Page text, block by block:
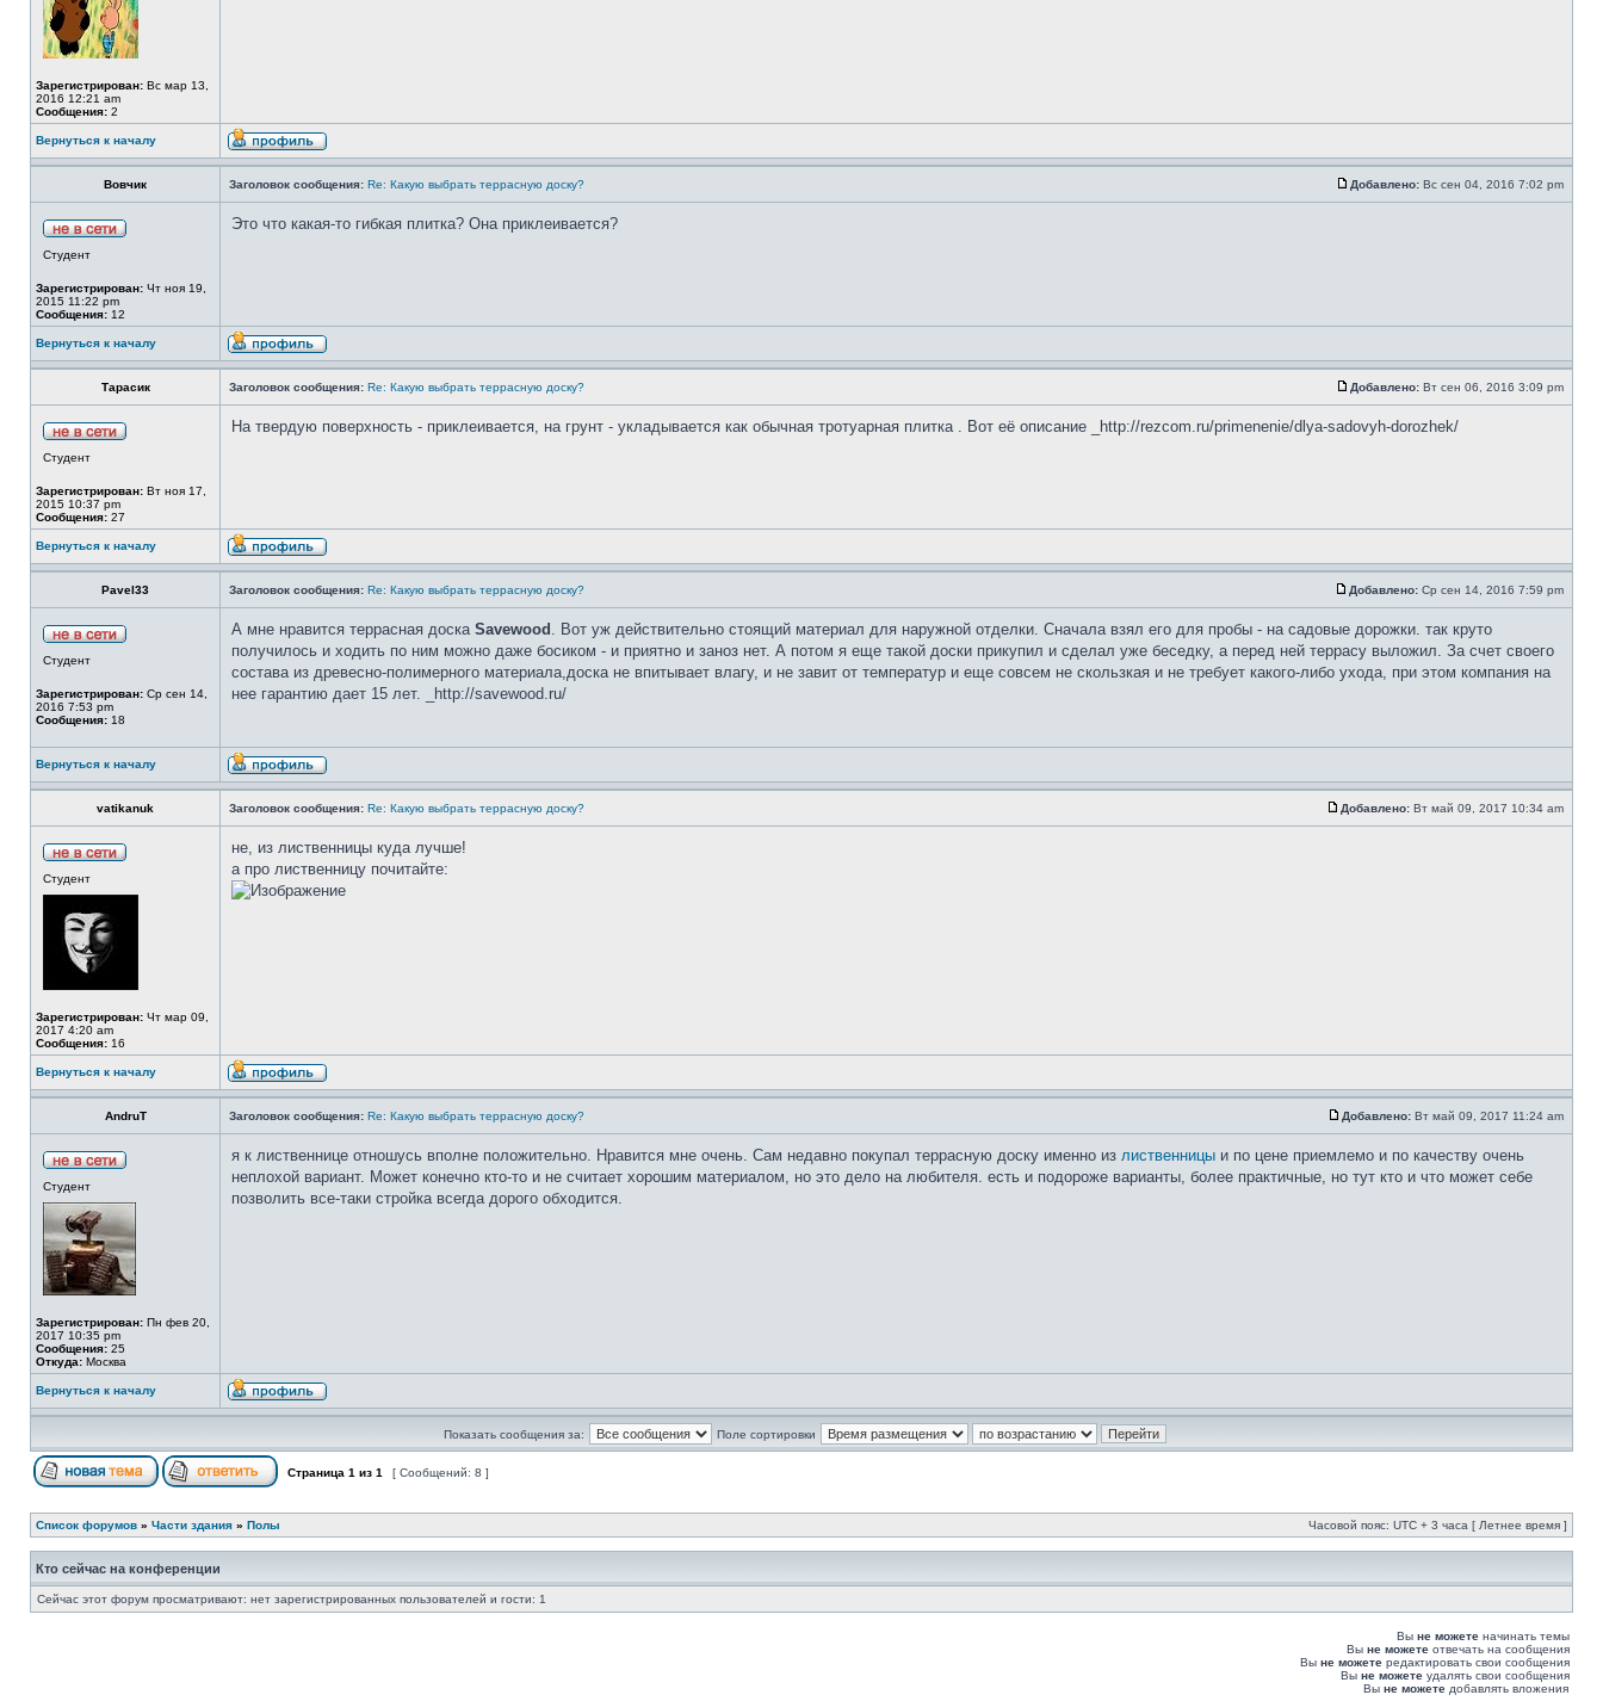
Зарегистрирован: Вс мар 13,
2016 12:21 am
Сообщения: 2
Вернуться к началу
Вовчик Заголовок сообщения: Re: Какую выбрать террасную доску? Добавлено: Вс сен 04, 2016 7:02 pm
Студент
Зарегистрирован: Чт ноя 19,
2015 11:22 pm
Сообщения: 12
Это что какая-то гибкая плитка? Она приклеивается?
Вернуться к началу
Тарасик Заголовок сообщения: Re: Какую выбрать террасную доску? Добавлено: Вт сен 06, 2016 3:09 pm
Студент
Зарегистрирован: Вт ноя 17,
2015 10:37 pm
Сообщения: 27
На твердую поверхность - приклеивается, на грунт - укладывается как обычная тротуарная плитка . Вот её описание _http://rezcom.ru/primenenie/dlya-sadovyh-dorozhek/
Вернуться к началу
Pavel33 Заголовок сообщения: Re: Какую выбрать террасную доску? Добавлено: Ср сен 14, 2016 7:59 pm
Студент
Зарегистрирован: Ср сен 14,
2016 7:53 pm
Сообщения: 18
А мне нравится террасная доска Savewood . Вот уж действительно стоящий материал для наружной отделки. Сначала взял его для пробы - на садовые дорожки. так круто
получилось и ходить по ним можно даже босиком - и приятно и заноз нет. А потом я еще такой доски прикупил и сделал уже беседку, а перед ней террасу выложил. За счет своего
состава из древесно-полимерного материала,доска не впитывает влагу, и не завит от температур и еще совсем не скользкая и не требует какого-либо ухода, при этом компания на
нее гарантию дает 15 лет. _http://savewood.ru/
Вернуться к началу
vatikanuk Заголовок сообщения: Re: Какую выбрать террасную доску? Добавлено: Вт май 09, 2017 10:34 am
Студент
Зарегистрирован: Чт мар 09,
2017 4:20 am
Сообщения: 16
не, из лиственницы куда лучше!
а про лиственницу почитайте:
Вернуться к началу
AndruT Заголовок сообщения: Re: Какую выбрать террасную доску? Добавлено: Вт май 09, 2017 11:24 am
Студент
Зарегистрирован: Пн фев 20,
2017 10:35 pm
Сообщения: 25
Откуда: Москва
я к лиственнице отношусь вполне положительно. Нравится мне очень. Сам недавно покупал террасную доску именно из лиственницы и по цене приемлемо и по качеству очень
неплохой вариант. Может конечно кто-то и не считает хорошим материалом, но это дело на любителя. есть и подороже варианты, более практичные, но тут кто и что может себе
позволить все-таки стройка всегда дорого обходится.
Вернуться к началу
Показать сообщения за: Поле сортировки
Страница 1 из 1 [ Сообщений: 8 ]
Список форумов » Части здания » Полы Часовой пояс: UTC + 3 часа [ Летнее время ]
Кто сейчас на конференции
Сейчас этот форум просматривают: нет зарегистрированных пользователей и гости: 1
Вы не можете начинать темы
Вы не можете отвечать на сообщения
Вы не можете редактировать свои сообщения
Вы не можете удалять свои сообщения
Вы не можете добавлять вложения